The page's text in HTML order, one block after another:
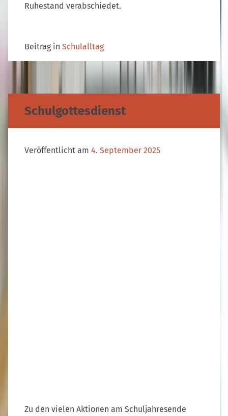
Ruhestand verabschiedet.
Beitrag in Schulalltag
Schulgottesdienst
Veröffentlicht am 4. September 2025
Zu den vielen Aktionen am Schuljahresende